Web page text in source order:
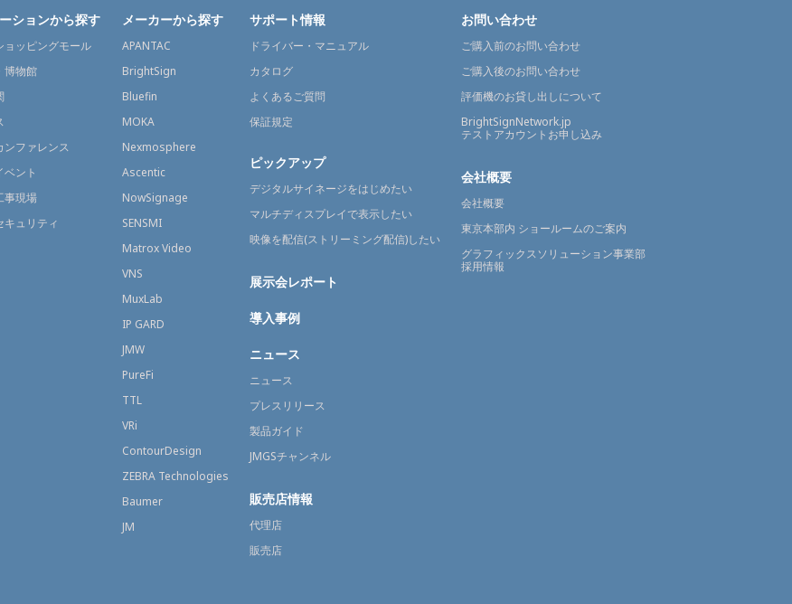
ションから探す
ョッピングモール
博物館
ンファレンス
ベント
事現場
キュリティ
メーカーから探す
APANTAC
BrightSign
Bluefin
MOKA
Nexmosphere
Ascentic
NowSignage
SENSMI
Matrox Video
VNS
MuxLab
IP GARD
JMW
PureFi
TTL
VRi
ContourDesign
ZEBRA Technologies
Baumer
JM
サポート情報
ドライバー・マニュアル
カタログ
よくあるご質問
保証規定
ピックアップ
デジタルサイネージをはじめたい
マルチディスプレイで表示したい
映像を配信(ストリーミング配信)したい
展示会レポート
導入事例
ニュース
ニュース
プレスリリース
製品ガイド
JMGSチャンネル
販売店情報
代理店
販売店
お問い合わせ
ご購入前のお問い合わせ
ご購入後のお問い合わせ
評価機のお貸し出しについて
BrightSignNetwork.jp
テストアカウントお申し込み
会社概要
会社概要
東京本部内 ショールームのご案内
グラフィックスソリューション事業部
採用情報